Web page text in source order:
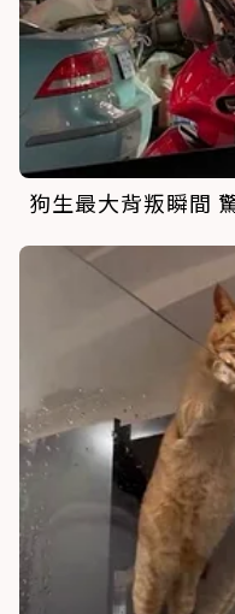
狗生最大背叛瞬間